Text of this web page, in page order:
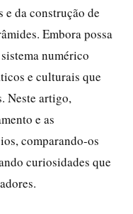
e da construção de
Embora possa
numérico
e culturais que
Neste artigo,
e as
comparando-os
curiosidades que